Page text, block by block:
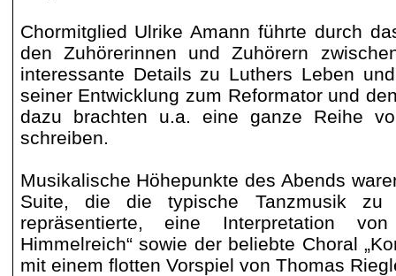
Chormitglied Ulrike Amann führte durch
den Zuhörerinnen und Zuhörern
interessante Details zu Luthers Leben
seiner Entwicklung zum Reformator und
dazu brachten u.a. eine ganze Reihe
schreiben.
Musikalische Höhepunkte des Abends
Suite, die die typische Tanzmusik zu
repräsentierte, eine Interpretation
Himmelreich“ sowie der beliebte Choral
mit einem flotten Vorspiel von Thomas